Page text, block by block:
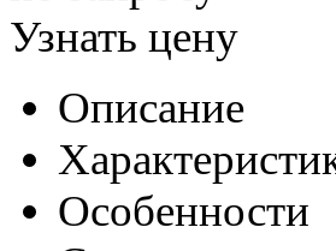
Узнать цену
Описание
Особенности